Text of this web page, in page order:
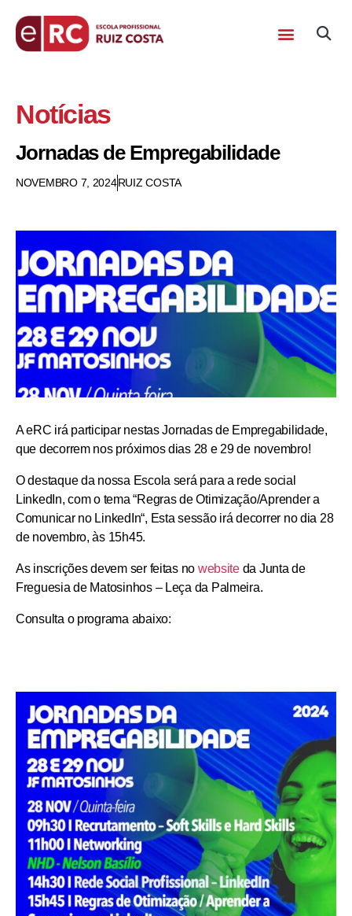
Notícias
Jornadas de Empregabilidade
NOVEMBRO 7, 2024RUIZ COSTA
A eRC irá participar nestas Jornadas de Empregabilidade,
que decorrem nos próximos dias 28 e 29 de novembro!
O destaque da nossa Escola será para a rede social
LinkedIn, com o tema “Regras de Otimização/Aprender a
Comunicar no LinkedIn“, Esta sessão irá decorrer no dia 28
de novembro, às 15h45.
Asinscriçõesdevem ser feitas no websiteda Junta de
Freguesia de Matosinhos – Leça da Palmeira.
Consulta o programa abaixo: